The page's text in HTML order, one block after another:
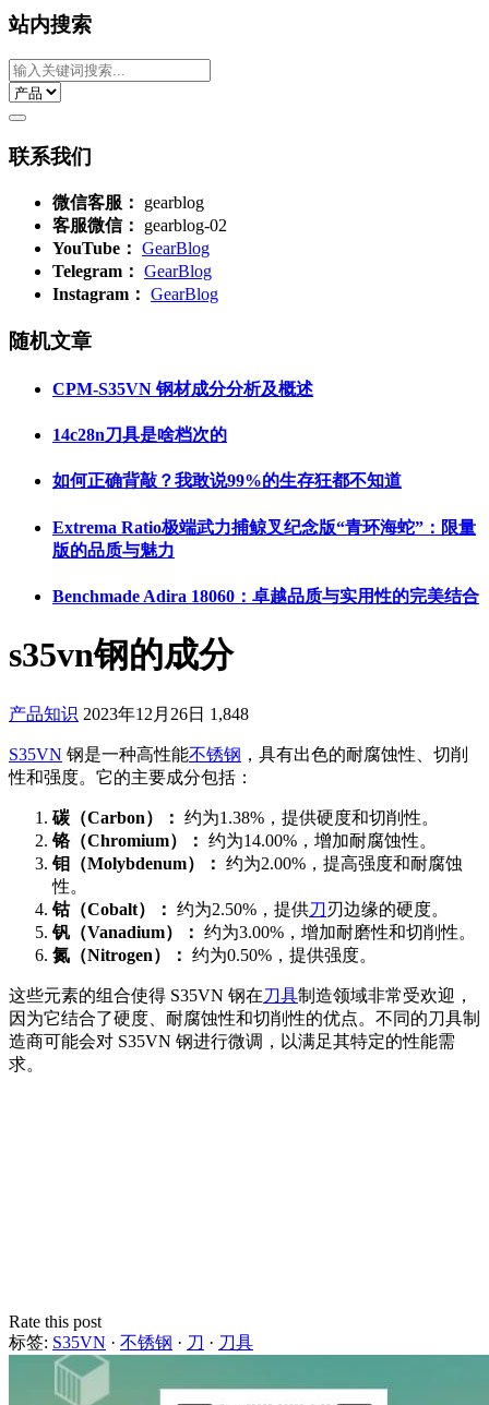
站内搜索
联系我们
微信客服：
gearblog
客服微信：
gearblog-02
YouTube： GearBlog
Telegram： GearBlog
Instagram： GearBlog
随机文章
CPM-S35VN 钢材成分分析及概述
14c28n刀具是啥档次的
如何正确背敲？我敢说99%的生存狂都不知道
Extrema Ratio极端武力捕鲸叉纪念版“青环海蛇”：限量
版的品质与魅力
Benchmade Adira 18060：卓越品质与实用性的完美结合
s35vn钢的成分
产品知识 2023年12月26日 1,848
S35VN 钢是一种高性能不锈钢 ，具有出色的耐腐蚀性、切削
性和强度。它的主要成分包括：
碳（Carbon）： 约为1.38%，提供硬度和切削性。
铬（Chromium）： 约为14.00%，增加耐腐蚀性。
钼（Molybdenum）： 约为2.00%，提高强度和耐腐蚀
性。
钴（Cobalt）： 约为2.50%，提供刀 刃边缘的硬度。
钒（Vanadium）： 约为3.00%，增加耐磨性和切削性。
氮（Nitrogen）： 约为0.50%，提供强度。
这些元素的组合使得 S35VN 钢在刀具制造领域非常受欢迎，
因为它结合了硬度、耐腐蚀性和切削性的优点。不同的刀具制
造商可能会对 S35VN 钢进行微调，以满足其特定的性能需
求。
Rate this post
标签: S35VN · 不锈钢 · 刀 · 刀具